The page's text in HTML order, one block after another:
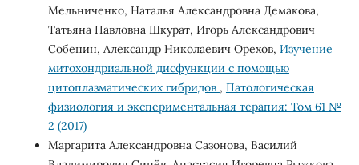
Мельниченко, Наталья Александровна Демакова,
Татьяна Павловна Шкурат, Игорь Александрович
Собенин, Александр Николаевич Орехов, Изучение
митохондриальной дисфункции с помощью
цитоплазматических гибридов , Патологическая
физиология и экспериментальная терапия: Том 61 №
2 (2017)
Маргарита Александровна Сазонова, Василий